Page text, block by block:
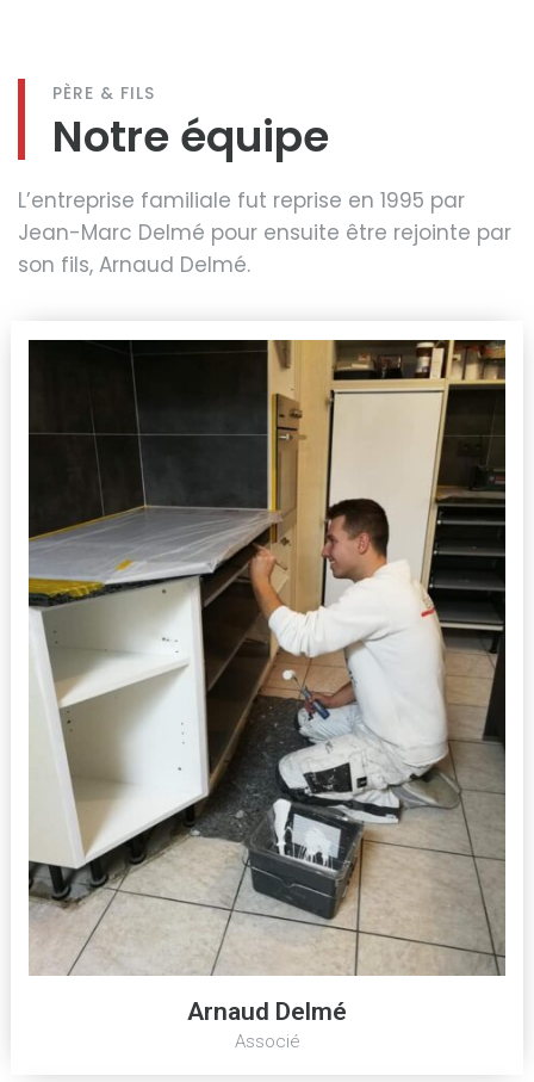
PÈRE & FILS
Notre équipe
L’entreprise familiale fut reprise en 1995 par
Jean-Marc Delmé pour ensuite être rejointe par
son fils, Arnaud Delmé.
Arnaud Delmé
Associé